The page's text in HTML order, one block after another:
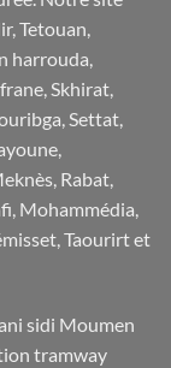
Tetouan,
harrouda,
Skhirat,
Settat,
Rabat,
Mohammédia,
Taourirt et
sidi Moumen
tramway